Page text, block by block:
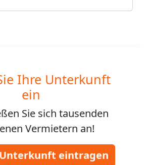
Ihre Unterkunft
ein
Sie sich tausenden
Vermietern an!
eintragen